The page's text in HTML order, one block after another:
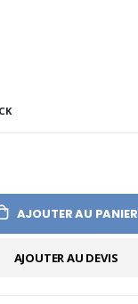
AJOUTER AU PANIER
AJOUTER AU DEVIS